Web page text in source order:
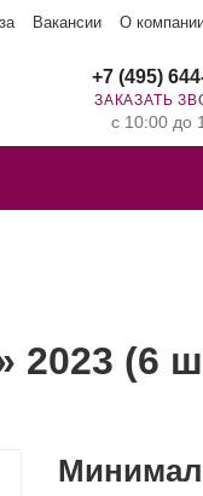
Вакансии О
+7 (495)
ЗАКАЗАТЬ
с 10:00 до
2023 (6